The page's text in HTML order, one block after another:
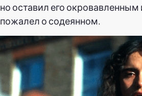
но оставил его
пожалел о содеянном.